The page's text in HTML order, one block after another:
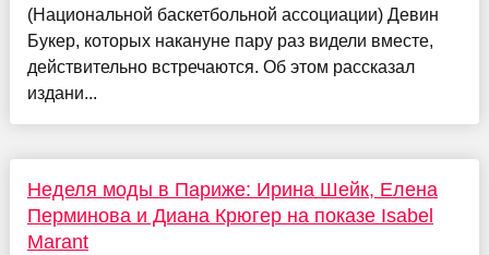
(Национальной баскетбольной ассоциации) Девин
Букер, которых накануне пару раз видели вместе,
действительно встречаются. Об этом рассказал
издани...
Неделя моды в Париже: Ирина Шейк, Елена
Перминова и Диана Крюгер на показе Isabel
Marant